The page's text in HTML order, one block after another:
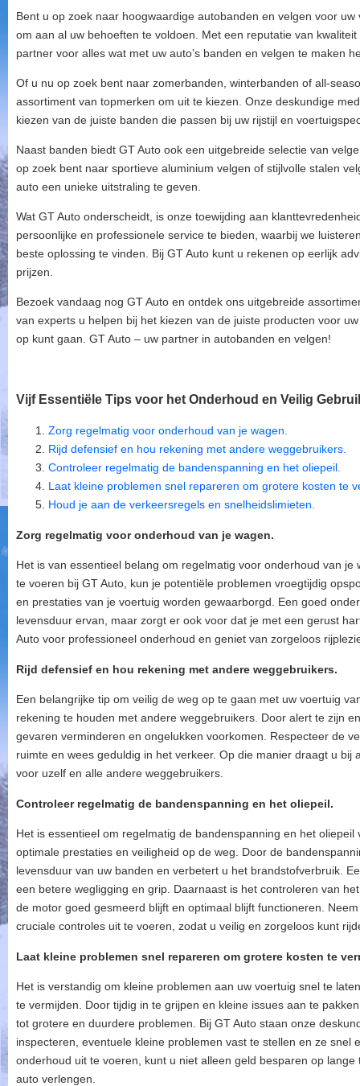
Bent u op zoek naar hoogwaardige autobanden en velgen voor
om aan al uw behoeften te voldoen. Met een reputatie van
partner voor alles wat met uw auto’s banden en velgen te maken
Of u nu op zoek bent naar zomerbanden, winterbanden of all-
assortiment van topmerken om uit te kiezen. Onze deskundige
kiezen van de juiste banden die passen bij uw rijstijl en
Naast banden biedt GT Auto ook een uitgebreide selectie van
op zoek bent naar sportieve aluminium velgen of stijlvolle stalen
auto een unieke uitstraling te geven.
Wat GT Auto onderscheidt, is onze toewijding aan
persoonlijke en professionele service te bieden, waarbij we
beste oplossing te vinden. Bij GT Auto kunt u rekenen op eerlijk
prijzen.
Bezoek vandaag nog GT Auto en ontdek ons uitgebreide
van experts u helpen bij het kiezen van de juiste producten voor
op kunt gaan. GT Auto – uw partner in autobanden en velgen!
Vijf Essentiële Tips voor het Onderhoud en Veilig
Zorg regelmatig voor onderhoud van je wagen.
Rijd defensief en hou rekening met andere weggebruikers.
Controleer regelmatig de bandenspanning en het oliepeil.
Laat kleine problemen snel repareren om grotere kosten te
Houd je aan de verkeersregels en snelheidslimieten.
Zorg regelmatig voor onderhoud van je wagen.
Het is van essentieel belang om regelmatig voor onderhoud van
te voeren bij GT Auto, kun je potentiële problemen vroegtijdig
en prestaties van je voertuig worden gewaarborgd. Een goed
levensduur ervan, maar zorgt er ook voor dat je met een gerust
Auto voor professioneel onderhoud en geniet van zorgeloos
Rijd defensief en hou rekening met andere weggebruikers.
Een belangrijke tip om veilig de weg op te gaan met uw voertuig
rekening te houden met andere weggebruikers. Door alert te zijn
gevaren verminderen en ongelukken voorkomen. Respecteer de
ruimte en wees geduldig in het verkeer. Op die manier draagt u bij
voor uzelf en alle andere weggebruikers.
Controleer regelmatig de bandenspanning en het oliepeil.
Het is essentieel om regelmatig de bandenspanning en het
optimale prestaties en veiligheid op de weg. Door de
levensduur van uw banden en verbetert u het brandstofverbruik.
een betere wegligging en grip. Daarnaast is het controleren van
de motor goed gesmeerd blijft en optimaal blijft functioneren.
cruciale controles uit te voeren, zodat u veilig en zorgeloos kunt
Laat kleine problemen snel repareren om grotere kosten te
Het is verstandig om kleine problemen aan uw voertuig snel te
te vermijden. Door tijdig in te grijpen en kleine issues aan te
tot grotere en duurdere problemen. Bij GT Auto staan onze
inspecteren, eventuele kleine problemen vast te stellen en ze snel
onderhoud uit te voeren, kunt u niet alleen geld besparen op
auto verlengen.